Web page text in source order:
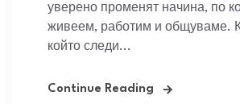
уверено променят начина, по
живеем, работим и общуваме.
който следи...
Continue Reading